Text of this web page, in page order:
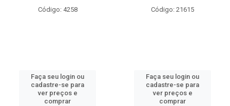
Código: 4258
Faça seu login ou
cadastre-se para
ver preços e
comprar
Código: 21615
Faça seu login ou
cadastre-se para
ver preços e
comprar